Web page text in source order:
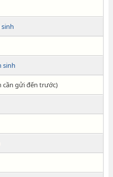
sinh
cần gửi đến trước)